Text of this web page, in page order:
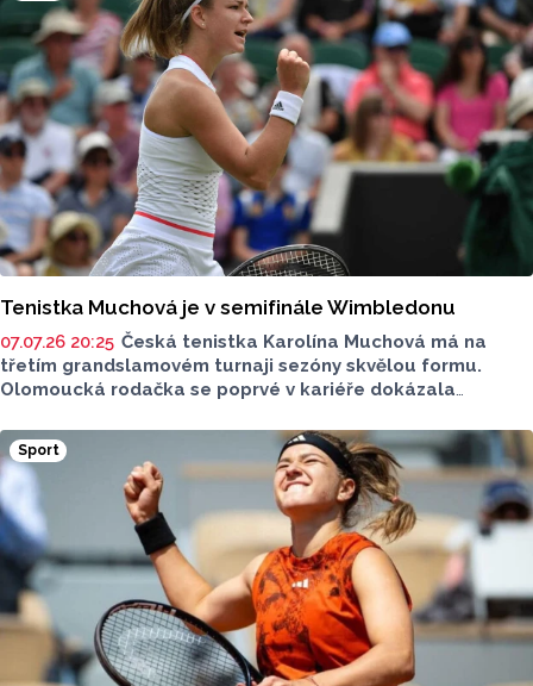
Tenistka Muchová je v semifinále Wimbledonu
07.07.26 20:25 Česká tenistka Karolína Muchová má na
třetím grandslamovém turnaji sezóny skvělou formu.
Olomoucká rodačka se poprvé v kariéře dokázala
posun na průběžné šesté místo žebříčku WTA, to je její
dosavadní kariérní maximum. O finále bude hrát
s Američankou Coco Gauffovou.
Sport